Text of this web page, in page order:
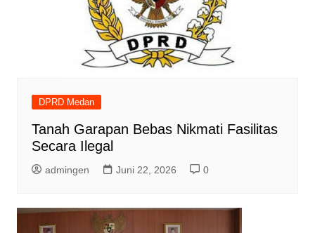
DPRD Medan
Tanah Garapan Bebas Nikmati Fasilitas
Secara Ilegal
admingen Juni 22, 2026 0